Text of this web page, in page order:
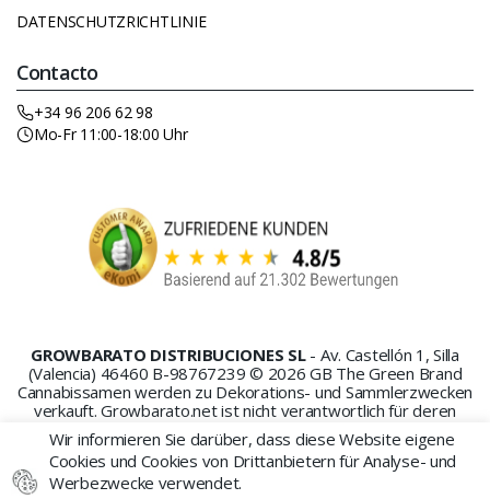
DATENSCHUTZRICHTLINIE
Contacto
+34 96 206 62 98
Mo-Fr 11:00-18:00 Uhr
GROWBARATO DISTRIBUCIONES SL - Av. Castellón 1, Silla
(Valencia) 46460 B-98767239 © 2026 GB The Green Brand
Cannabissamen werden zu Dekorations- und Sammlerzwecken
verkauft. Growbarato.net ist nicht verantwortlich für deren
Missbrauch oder Anbau.
Wir informieren Sie darüber, dass diese Website eigene
Cookies und Cookies von Drittanbietern für Analyse- und
Werbezwecke verwendet.